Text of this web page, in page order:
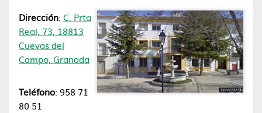
Dirección: C. Prta
Real, 73, 18813
Cuevas del
Campo, Granada
Teléfono: 958 71
80 51